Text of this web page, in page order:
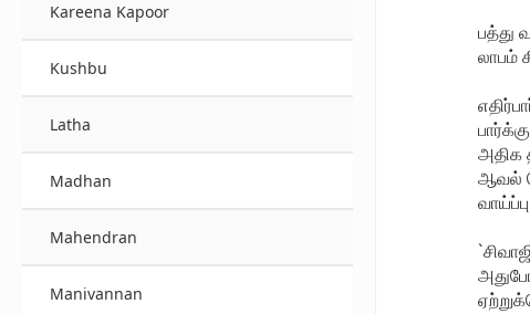
Kareena Kapoor
Kushbu
Latha
Madhan
Mahendran
Manivannan
பத்து
லாபம்
அதிக
ஆவல்